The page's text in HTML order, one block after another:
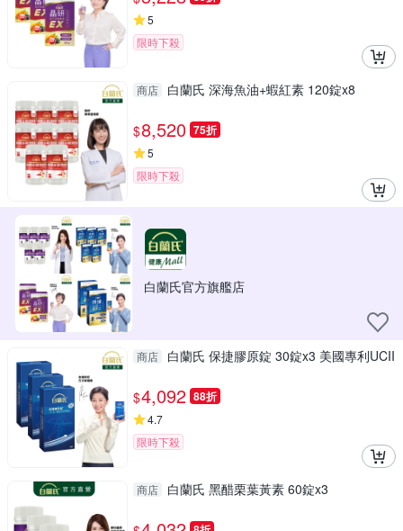
5
限時下殺
商店 白蘭氏 深海魚油+蝦紅素 120錠x8
$8,520 75折
5
限時下殺
白蘭氏官方旗艦店
商店 白蘭氏 保捷膠原錠 30錠x3 美國專利UCII
$4,092 88折
4.7
限時下殺
商店 白蘭氏 黑醋栗葉黃素 60錠x3